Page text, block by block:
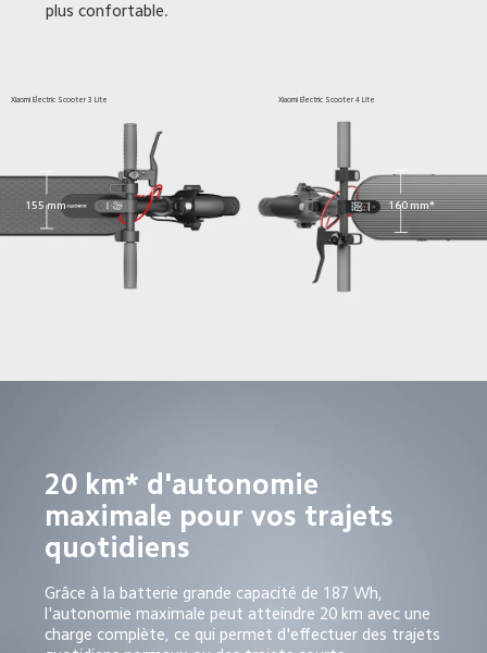
plus confortable.
Xiaomi Electric Scooter 3 Lite Xiaomi Electric Scooter 4 Lite
155 mm 160 mm*
20 km* d'autonomie
maximale pour vos trajets
quotidiens
Grâce à la batterie grande capacité de 187 Wh,
l'autonomie maximale peut atteindre 20 km avec une
charge complète, ce qui permet d'effectuer des trajets